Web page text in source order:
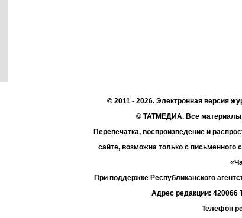
© 2011 - 2026. Электронная версия
© ТАТМЕДИА. Все
Перепечатка, воспроизведение и
сайте, возможна только с
При поддержке Республиканского
Адрес редакции: 420066
Телефон